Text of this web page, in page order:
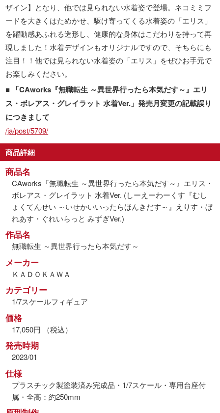
ザイン】となり、他では見られない水着姿で登場。ネコミミフ
ードを大きくはためかせ、駆け寄ってくる水着姿の「エリス」
を躍動感あふれる造形し、健康的な身体はこだわりを持って再
現しました！水着デザインもオリジナルですので、そちらにも
注目！！他では見られない水着姿の「エリス」をぜひお手元で
お楽しみください。
■
「CAworks『無職転生 ～異世界行ったら本気だす～』エリ
ス・ボレアス・グレイラット 水着Ver.」発売月変更の記載誤り
につきまして
/ja/post/5709/
商品詳細
商品名
CAworks『無職転生 ～異世界行ったら本気だす～』エリス・
ボレアス・グレイラット 水着Ver. (しーえーわーくす『むし
ょくてんせい ～いせかいいったらほんきだす～』えりす・ぼ
れあす・ぐれいらっと みずぎVer.)
作品名
無職転生 ～異世界行ったら本気だす～
メーカー
ＫＡＤＯＫＡＷＡ
カテゴリー
1/7スケールフィギュア
価格
17,050円 （税込）
発売時期
2023/01
仕様
プラスチック製塗装済み完成品・1/7スケール・専用台座付
属・全高：約250mm